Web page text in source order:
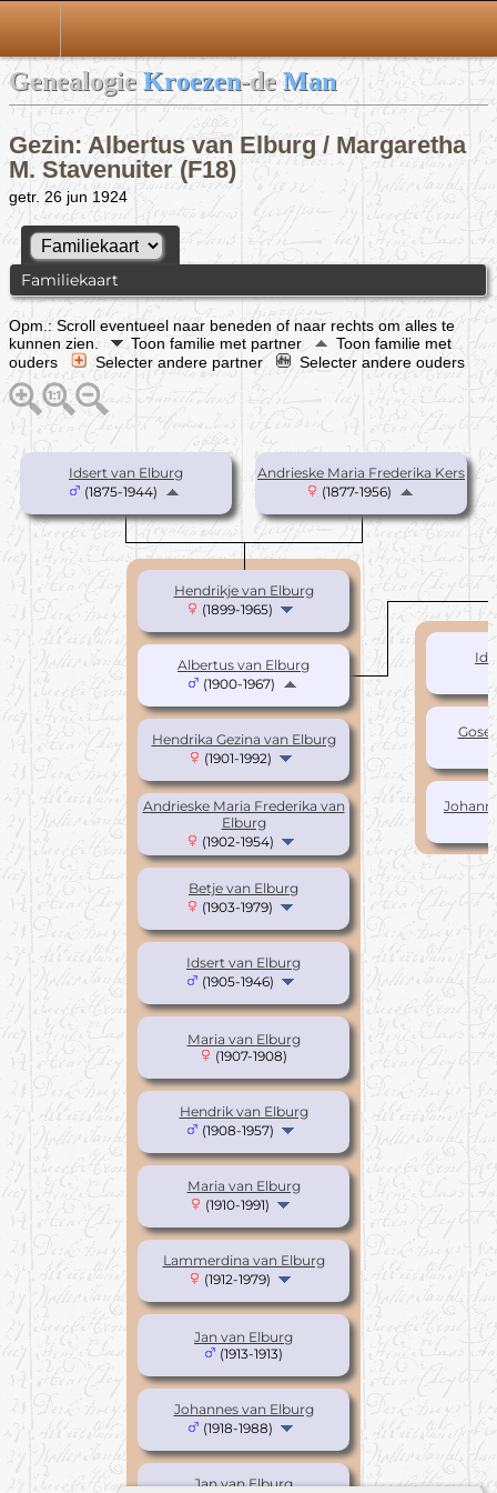
Genealogie Kroezen-de Man
Gezin: Albertus van Elburg / Margaretha
M. Stavenuiter (F18)
getr. 26 jun 1924
Familiekaart
Opm.: Scroll eventueel naar beneden of naar rechts om alles te
kunnen zien.
Toon familie met partner
Toon familie met
ouders
Selecter andere partner Selecter andere ouders
Idsert van Elburg
(1875-1944)
Andrieske Maria Frederika Kers
(1877-1956)
Hendrikje van Elburg
(1899-1965)
Hendrika Gezina van Elburg
(1901-1992)
Andrieske Maria Frederika van
Elburg
(1902-1954)
Betje van Elburg
(1903-1979)
Idsert van Elburg
(1905-1946)
Maria van Elburg
(1907-1908)
Hendrik van Elburg
(1908-1957)
Maria van Elburg
(1910-1991)
Lammerdina van Elburg
(1912-1979)
Jan van Elburg
(1913-1913)
Johannes van Elburg
(1918-1988)
Jan van Elburg
Albertus van Elburg
(1900-1967)